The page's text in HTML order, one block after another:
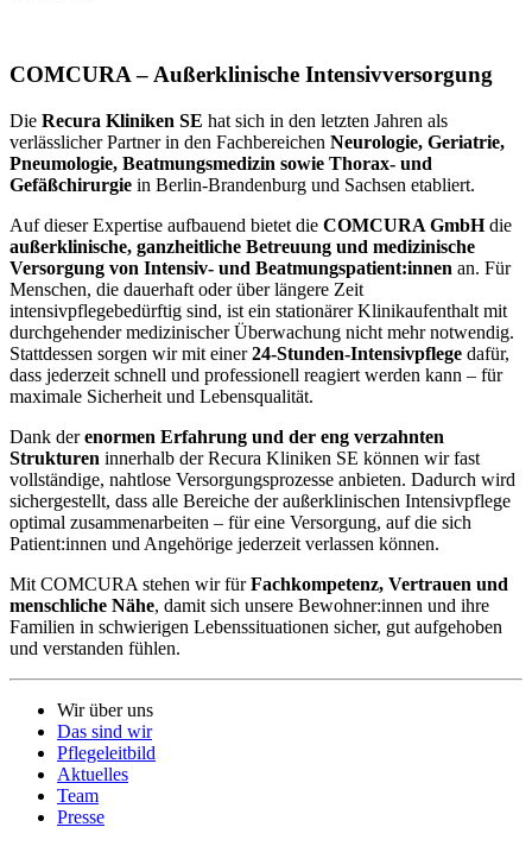
COMCURA – Außerklinische Intensivversorgung
Die Recura Kliniken SE hat sich in den letzten Jahren als
verlässlicher Partner in den Fachbereichen Neurologie, Geriatrie,
Pneumologie, Beatmungsmedizin sowie Thorax- und
Gefäßchirurgie in Berlin-Brandenburg und Sachsen etabliert.
Auf dieser Expertise aufbauend bietet die COMCURA GmbHdie
außerklinische, ganzheitliche Betreuung und medizinische
Versorgung von Intensiv- und Beatmungspatient:innen an. Für
Menschen, die dauerhaft oder über längere Zeit
intensivpflegebedürftig sind, ist ein stationärer Klinikaufenthalt mit
durchgehender medizinischer Überwachung nicht mehr notwendig.
Stattdessen sorgen wir mit einer24-Stunden-Intensivpflege dafür,
dass jederzeit schnell und professionell reagiert werden kann – für
maximale Sicherheit und Lebensqualität.
Dank derenormen Erfahrung und der eng verzahnten
Strukturen innerhalb der Recura Kliniken SE können wir fast
vollständige, nahtlose Versorgungsprozesse anbieten. Dadurch wird
sichergestellt, dass alle Bereiche der außerklinischen Intensivpflege
optimal zusammenarbeiten – für eine Versorgung, auf die sich
Patient:innen und Angehörige jederzeit verlassen können.
Mit COMCURA stehen wir fürFachkompetenz, Vertrauen und
menschliche Nähe, damit sich unsere Bewohner:innen und ihre
Familien in schwierigen Lebenssituationen sicher, gut aufgehoben
und verstanden fühlen.
Wir über uns
Das sind wir
Pflegeleitbild
Aktuelles
Team
Presse